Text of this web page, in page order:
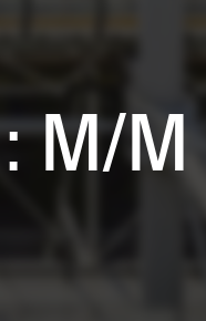
M/M